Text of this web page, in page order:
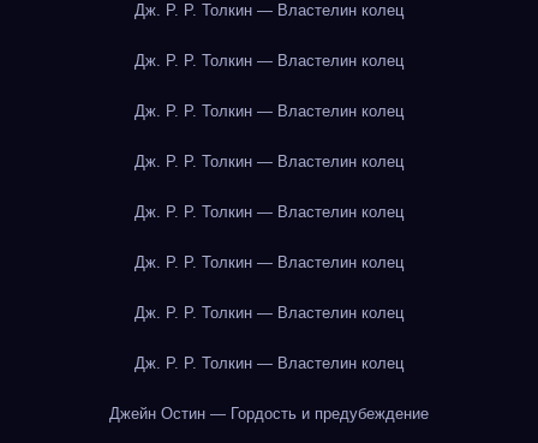
Дж. Р. Р. Толкин — Властелин колец
Дж. Р. Р. Толкин — Властелин колец
Дж. Р. Р. Толкин — Властелин колец
Дж. Р. Р. Толкин — Властелин колец
Дж. Р. Р. Толкин — Властелин колец
Дж. Р. Р. Толкин — Властелин колец
Дж. Р. Р. Толкин — Властелин колец
Дж. Р. Р. Толкин — Властелин колец
Джейн Остин — Гордость и предубеждение